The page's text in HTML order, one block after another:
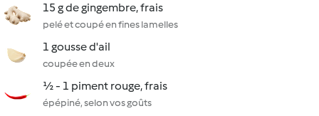
15 g de gingembre, frais
pelé et coupé en fines lamelles
1 gousse d'ail
coupée en deux
½ - 1 piment rouge, frais
épépiné, selon vos goûts